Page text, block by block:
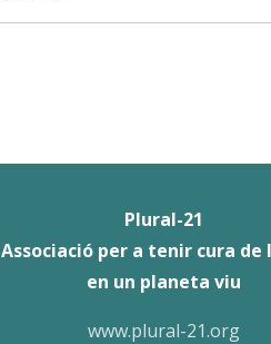
Plural-21
Associació per a tenir cura de
en un planeta viu
www.plural-21.org